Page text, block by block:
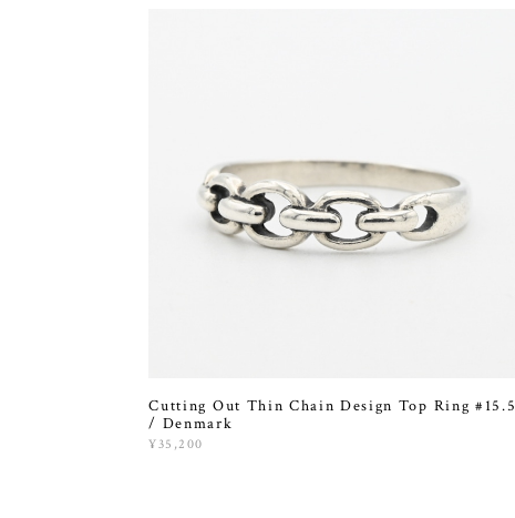
Cutting Out Thin Chain Design Top Ring #15.5
/ Denmark
¥35,200